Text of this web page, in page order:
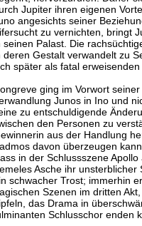
Jupiter ihren eigenen
angesichts seiner
zu vernichten, bringt
seinen Palast. Die
deren Gestalt verwandelt zu
später als fatal
ging im Vorwort
Junos in Ino und
zu entschuldigende
den Personen zu
aus der Handlung
davon überzeugen
in der Schlussszene
Asche ihr
schwacher Trost; immerhin
Szenen im dritten
das Drama in
Schlusschor enden